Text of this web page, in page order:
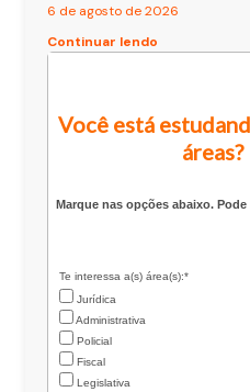
6 de agosto de 2026
Continuar lendo
Você está
áreas?
Marque nas opções abaixo.
Te interessa a(s) área(s):*
Jurídica
Administrativa
Policial
Fiscal
Legislativa